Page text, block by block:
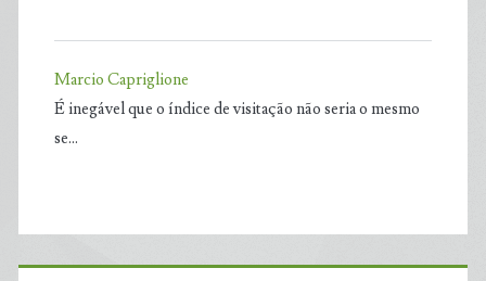
Marcio Capriglione
É inegável que o índice de visitação não seria o mesmo
se…